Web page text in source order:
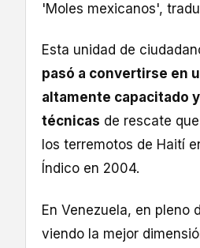
'Moles mexicanos',
Esta unidad de
pasó a convertirse en
altamente capacitado
técnicas de rescate
los terremotos de Haití
Índico en 2004.
En Venezuela, en pleno
viendo la mejor